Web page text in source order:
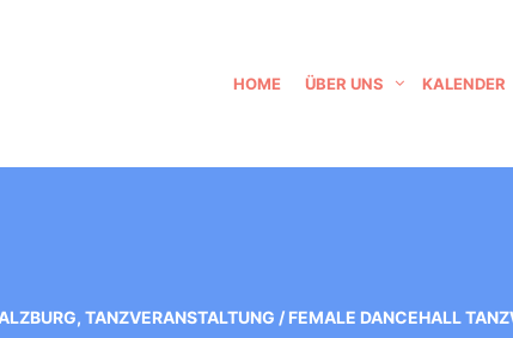
HOME ÜBER UNS KALENDER
, TANZVERANSTALTUNG / FEMALE DANCEHALL